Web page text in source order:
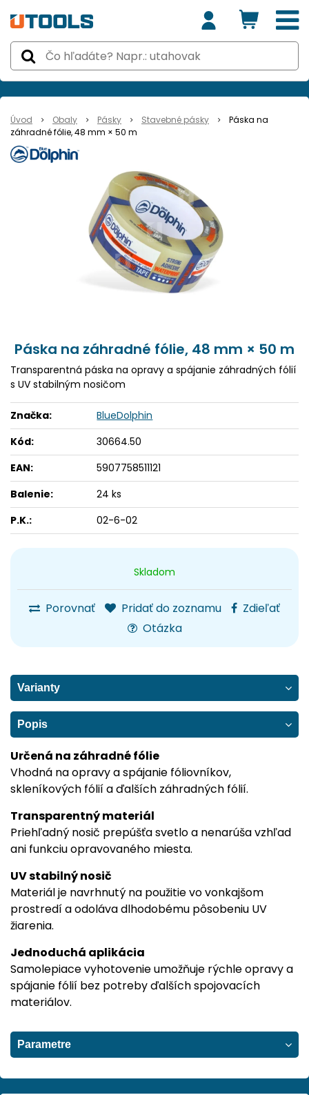
Úvod Obaly Pásky Stavebné pásky
Páska na
záhradné fólie, 48 mm × 50 m
Skladom
Porovnať Pridať do zoznamu
Zdieľať
Otázka
Páska na záhradné fólie, 48 mm × 50 m
Transparentná páska na opravy a spájanie záhradných fólií
s UV stabilným nosičom
Značka:
BlueDolphin
Kód:
30664.50
EAN:
5907758511121
Balenie:
24 ks
P.K.:
02-6-02
Varianty
Popis
Určená na záhradné fólie
Vhodná na opravy a spájanie fóliovníkov,
skleníkových fólií a ďalších záhradných fólií.
Transparentný materiál
Priehľadný nosič prepúšťa svetlo a nenarúša vzhľad
ani funkciu opravovaného miesta.
UV stabilný nosič
Materiál je navrhnutý na použitie vo vonkajšom
prostredí a odoláva dlhodobému pôsobeniu UV
žiarenia.
Jednoduchá aplikácia
Samolepiace vyhotovenie umožňuje rýchle opravy a
spájanie fólií bez potreby ďalších spojovacích
materiálov.
Parametre